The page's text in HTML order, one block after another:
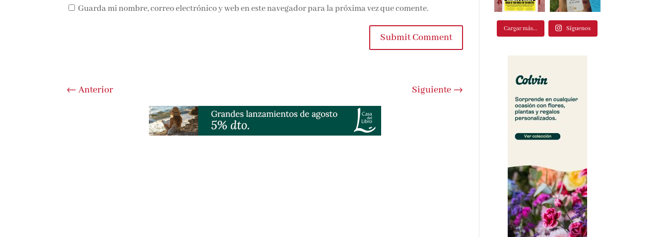
Guarda mi nombre, correo electrónico y web en este navegador para la próxima vez que comente.
Submit Comment
←Anterior Siguiente→
Cargar más... Síguenos